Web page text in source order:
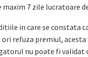
maxim 7 zile lucratoare
in care se constata
refuza premiul, acesta
nu poate fi validat